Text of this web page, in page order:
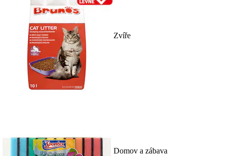
Zvíře
Domov a zábava